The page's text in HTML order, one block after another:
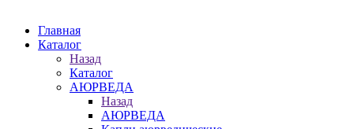
Главная
Каталог
Назад
Каталог
АЮРВЕДА
Назад
АЮРВЕДА